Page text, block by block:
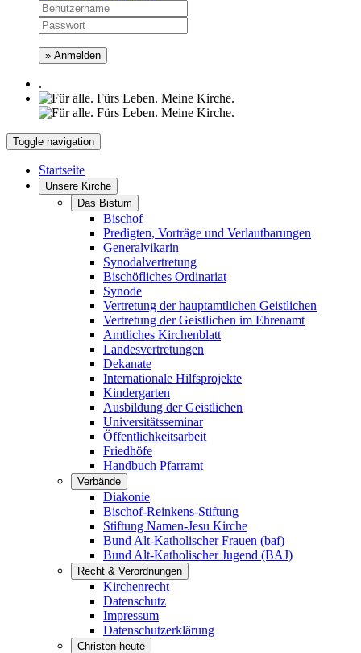
» Anmelden
.
Toggle navigation
Startseite
Unsere Kirche
Das Bistum
Bischof
Predigten, Vorträge und Verlautbarungen
Generalvikarin
Synodalvertretung
Bischöfliches Ordinariat
Synode
Vertretung der hauptamtlichen Geistlichen
Vertretung der Geistlichen im Ehrenamt
Amtliches Kirchenblatt
Landesvertretungen
Dekanate
Internationale Hilfsprojekte
Kindergarten
Ausbildung der Geistlichen
Universitätsseminar
Öffentlichkeitsarbeit
Friedhöfe
Handbuch Pfarramt
Verbände
Diakonie
Bischof-Reinkens-Stiftung
Stiftung Namen-Jesu Kirche
Bund Alt-Katholischer Frauen (baf)
Bund Alt-Katholischer Jugend (BAJ)
Recht & Verordnungen
Kirchenrecht
Datenschutz
Impressum
Datenschutzerklärung
Christen heute